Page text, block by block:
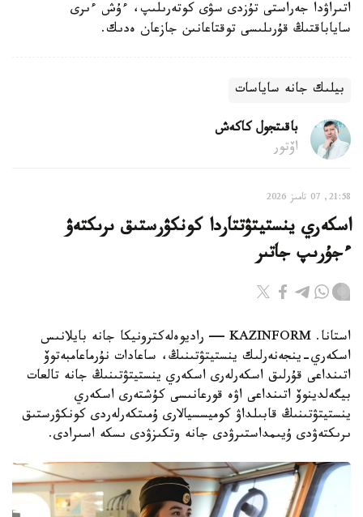
اتىراۋدا جەراستى تۇزدى سۋى كوتەرىلىپ، ءۇش ءىرى
ساياباقتىڭ قۇرىلىسى توقتاعانىن جازعان ەدىك.
بيلىك جانە ساياسات
باقىتجول كاكەش
اۆتور
21:58, 07 تامىز 2026
اسكەري ينستيتۋتتاردا كونكۋرستىق ىرىكتەۋ
ءجۇرىپ جاتىر
استانا. KAZINFORM — راديوەلەكترونيكا جانە بايلانىس
اسكەري-ينجەنەرلىك ينستيتۋتىنىڭ، ساعادات نۇرماعامبەتوۆ
اتىنداعى قۇرلىق اسكەرلەرى اسكەري ينستيتۋتىنىڭ جانە تالعات
بيگەلدينوۆ اتىنداعى اۋە قورعانىسى كۇشتەرى اسكەري
ينستيتۋتىنىڭ قابىلداۋ كوميسسيالارى ۇمىتكەرلەردى كونكۋرستىق
ىرىكتەۋدى ۇيىمداستىرۋدى جانە وتكىزۋدى ىسكە اسىرادى.